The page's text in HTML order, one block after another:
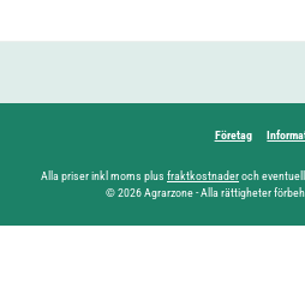
Företag
Alla priser inkl moms plus fraktkostnaderoch
© 2026 Agrarzone - Alla rättigheter